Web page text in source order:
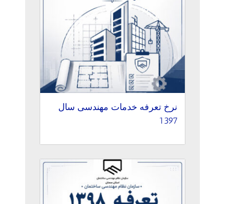
نرخ تعرفه خدمات مهندسی سال
1397